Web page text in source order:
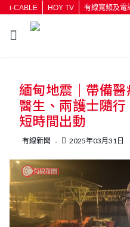
i-CABLE HOY TV 有線寬頻及電
按輸入
緬甸地震｜帶備
醫生、兩護士隨
短時間出動
有線新聞 2025年03月31日